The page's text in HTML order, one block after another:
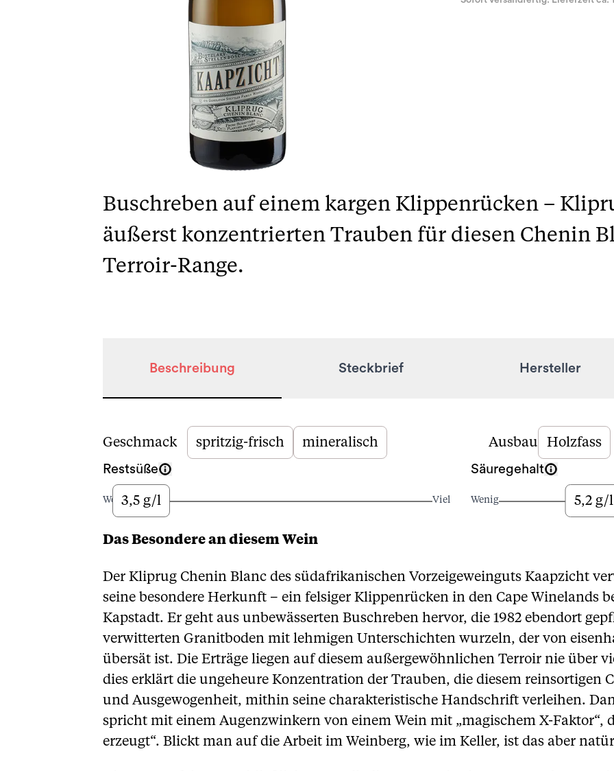
Buschreben auf einem kargen Klippenrücken –
äußerst konzentrierten Trauben für diesen Chenin
Terroir-Range.
Beschreibung Steckbrief Hersteller
Beschreibung
Geschmack spritzig-frisch mineralisch Ausbau Holzfass
Restsüße
Wenig3,5 g/l Viel
Säuregehalt
Wenig 5,2 g/l
Das Besondere an diesem Wein
Der Kliprug Chenin Blanc des südafrikanischen Vorzeigeweinguts Kaapzicht
seine besondere Herkunft – ein felsiger Klippenrücken in den Cape Winelands
Kapstadt. Er geht aus unbewässerten Buschreben hervor, die 1982 ebendort
verwitterten Granitboden mit lehmigen Unterschichten wurzeln, der von
übersät ist. Die Erträge liegen auf diesem außergewöhnlichen Terroir nie über
dies erklärt die ungeheure Konzentration der Trauben, die diesem reinsortigen
und Ausgewogenheit, mithin seine charakteristische Handschrift verleihen.
spricht mit einem Augenzwinkern von einem Wein mit „magischem X-Faktor“,
erzeugt“. Blickt man auf die Arbeit im Weinberg, wie im Keller, ist das aber